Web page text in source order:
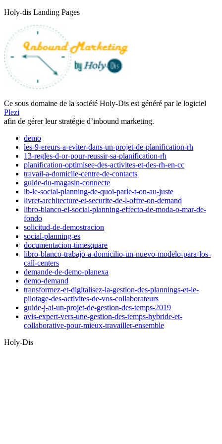
Holy-dis Landing Pages
Ce sous domaine de la société Holy-Dis est généré par le logiciel
Plezi
afin de gérer leur stratégie d’inbound marketing.
demo
les-9-ereurs-a-eviter-dans-un-projet-de-planification-rh
13-regles-d-or-pour-reussir-sa-planification-rh
planification-optimisee-des-activites-et-des-rh-en-cc
travail-a-domicile-centre-de-contacts
guide-du-magasin-connecte
lb-le-social-planning-de-quoi-parle-t-on-au-juste
livret-architecture-et-securite-de-l-offre-on-demand
libro-blanco-el-social-planning-effecto-de-moda-o-mar-de-
fondo
solicitud-de-demostracion
social-planning-es
documentacion-timesquare
libro-blanco-trabajo-a-domicilio-un-nuevo-modelo-para-los-
call-centers
demande-de-demo-planexa
demo-demand
transformez-et-digitalisez-la-gestion-des-plannings-et-le-
pilotage-des-activites-de-vos-collaborateurs
guide-j-ai-un-projet-de-gestion-des-temps-2019
avis-expert-vers-une-gestion-des-temps-hybride-et-
collaborative-pour-mieux-travailler-ensemble
Holy-Dis